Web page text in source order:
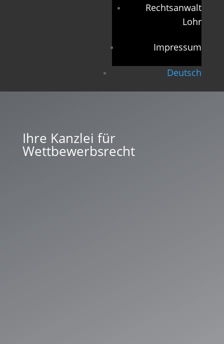
Rechtsanwalt
Lohr
Impressum
Deutsch
Ihre Kanzlei für
Wettbewerbsrecht